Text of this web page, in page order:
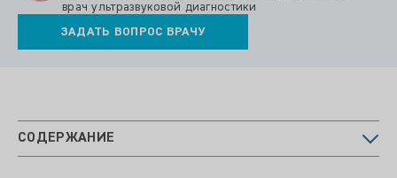
врач ультразвуковой диагностики
ЗАДАТЬ ВОПРОС ВРАЧУ
СОДЕРЖАНИЕ